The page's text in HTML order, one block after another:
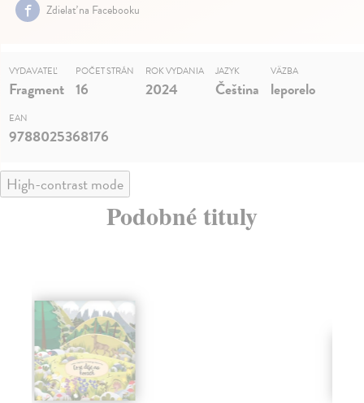
Zdielať na Facebooku
VYDAVATEĽ
Fragment
POČET STRÁN
16
ROK VYDANIA
2024
JAZYK
Čeština
VÄZBA
leporelo
EAN
9788025368176
High-contrast mode
Podobné tituly